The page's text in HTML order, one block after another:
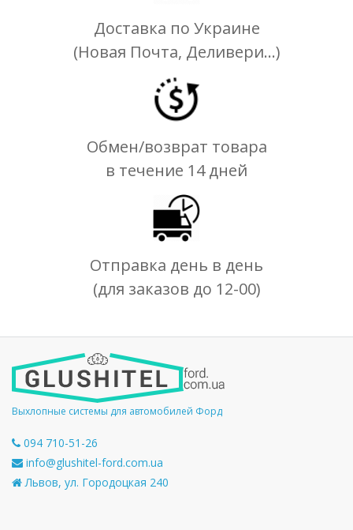
Доставка по Украине
(Новая Почта, Деливери...)
Обмен/возврат товара
в течение 14 дней
Отправка день в день
(для заказов до 12-00)
Выхлопные системы для автомобилей Форд
094 710-51-26
info@glushitel-ford.com.ua
Львов, ул. Городоцкая 240